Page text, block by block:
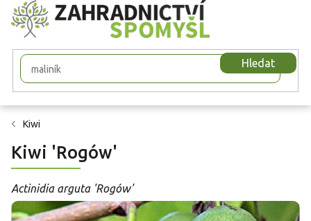
Přejít
na
obsah
Hledat
Kiwi
Kiwi 'Rogów'
Actinidia arguta 'Rogów'